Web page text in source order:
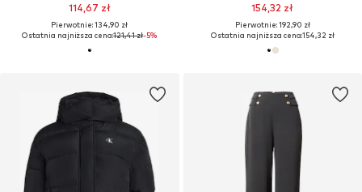
114,67 zł
Pierwotnie: 134,90 zł
Ostatnia najniższa cena:121,41 zł-5%
154,32 zł
Pierwotnie: 192,90 zł
Ostatnia najniższa cena:154,32 zł